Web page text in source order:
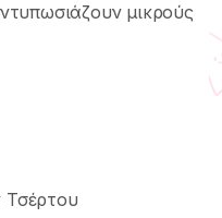
μικρούς
Τσέρτου